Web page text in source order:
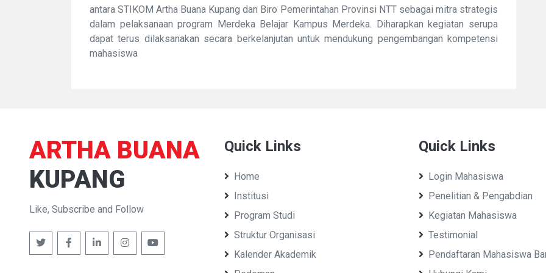
antara STIKOM Artha Buana Kupang dan Biro Pemerintahan Provinsi NTT sebagai mitra strategis
dalam pelaksanaan program Merdeka Belajar Kampus Merdeka. Diharapkan kegiatan serupa
dapat terus dilaksanakan secara berkelanjutan untuk mendukung pengembangan kompetensi
mahasiswa
ARTHA BUANA
KUPANG
Like, Subscribe and Follow
Quick Links
Home
Institusi
Program Studi
Struktur Organisasi
Kalender Akademik
Quick Links
Login Mahasiswa
Penelitian & Pengabdian
Kegiatan Mahasiswa
Testimonial
Pendaftaran Mahasiswa